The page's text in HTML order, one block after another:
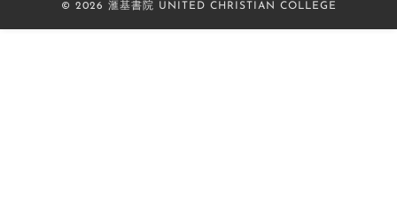
tab
© 2026 滙基書院 UNITED CHRISTIAN COLLEGE